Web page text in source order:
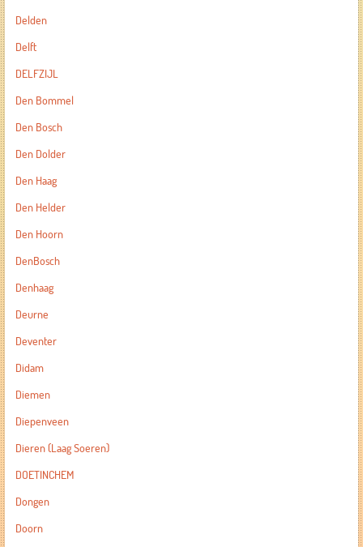
Delden
Delft
DELFZIJL
Den Bommel
Den Bosch
Den Dolder
Den Haag
Den Helder
Den Hoorn
DenBosch
Denhaag
Deurne
Deventer
Didam
Diemen
Diepenveen
Dieren (Laag Soeren)
DOETINCHEM
Dongen
Doorn